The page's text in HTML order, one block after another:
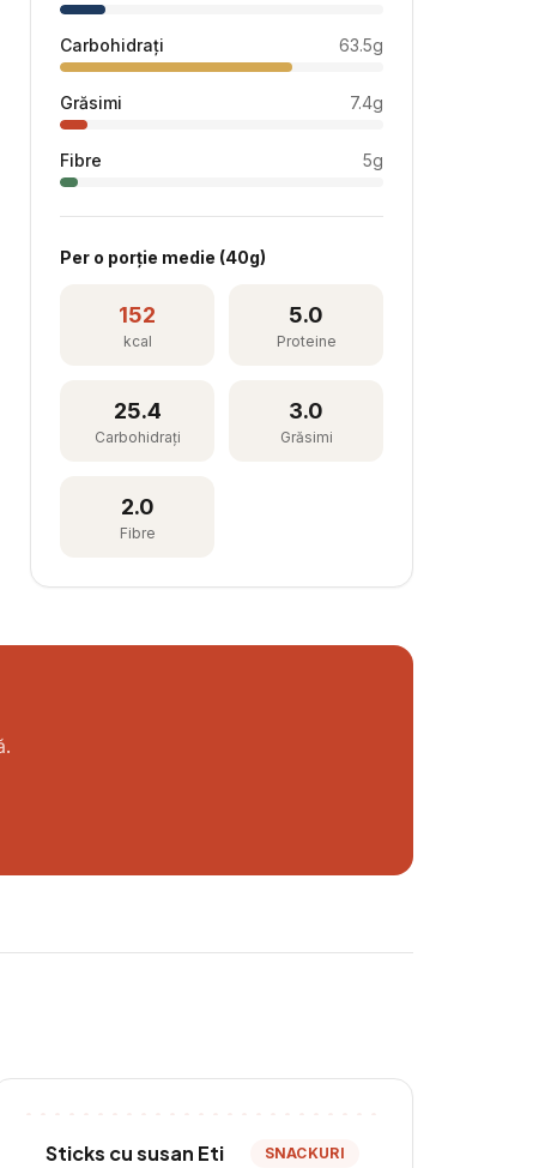
Carbohidrați 63.5g
Grăsimi 7.4g
Fibre 5g
Per o porție medie (40g)
152
kcal
5.0
Proteine
25.4
Carbohidrați
3.0
Grăsimi
2.0
Fibre
Sticks cu susan Eti SNACKURI